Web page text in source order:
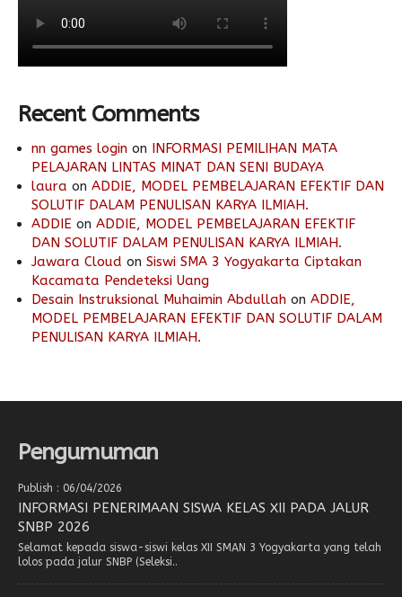
Recent Comments
nn games login on INFORMASI PEMILIHAN MATA
PELAJARAN LINTAS MINAT DAN SENI BUDAYA
laura on ADDIE, MODEL PEMBELAJARAN EFEKTIF DAN
SOLUTIF DALAM PENULISAN KARYA ILMIAH.
ADDIE on ADDIE, MODEL PEMBELAJARAN EFEKTIF
DAN SOLUTIF DALAM PENULISAN KARYA ILMIAH.
Jawara Cloud on Siswi SMA 3 Yogyakarta Ciptakan
Kacamata Pendeteksi Uang
Desain Instruksional Muhaimin Abdullah on ADDIE,
MODEL PEMBELAJARAN EFEKTIF DAN SOLUTIF DALAM
PENULISAN KARYA ILMIAH.
Pengumuman
Publish : 06/04/2026
INFORMASI PENERIMAAN SISWA KELAS XII PADA JALUR
SNBP 2026
Selamat kepada siswa-siswi kelas XII SMAN 3 Yogyakarta yang telah
lolos pada jalur SNBP (Seleksi..